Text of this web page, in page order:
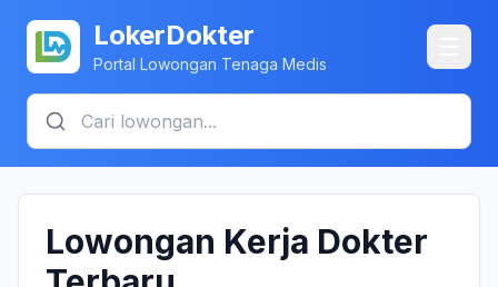
LokerDokter
Portal Lowongan Tenaga Medis
Lowongan Kerja Dokter